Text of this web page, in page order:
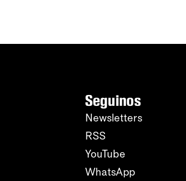
Seguinos
Newsletters
RSS
YouTube
WhatsApp